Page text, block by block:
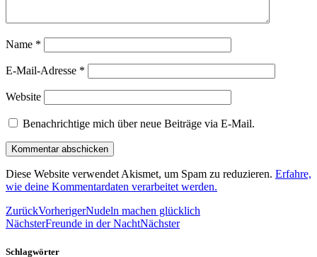
Name *
E-Mail-Adresse *
Website
Benachrichtige mich über neue Beiträge via E-Mail.
Diese Website verwendet Akismet, um Spam zu reduzieren. Erfahre,
wie deine Kommentardaten verarbeitet werden.
ZurückVorherigerNudeln machen glücklich
NächsterFreunde in der NachtNächster
Schlagwörter